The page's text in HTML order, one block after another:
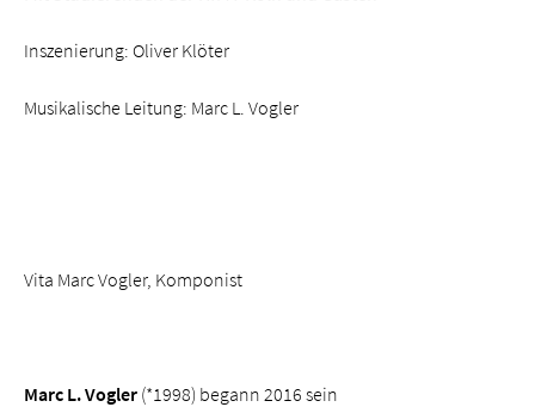
Inszenierung: Oliver Klöter
Musikalische Leitung: Marc L. Vogler
Vita Marc Vogler, Komponist
Marc L. Vogler (*1998) begann 2016 sein